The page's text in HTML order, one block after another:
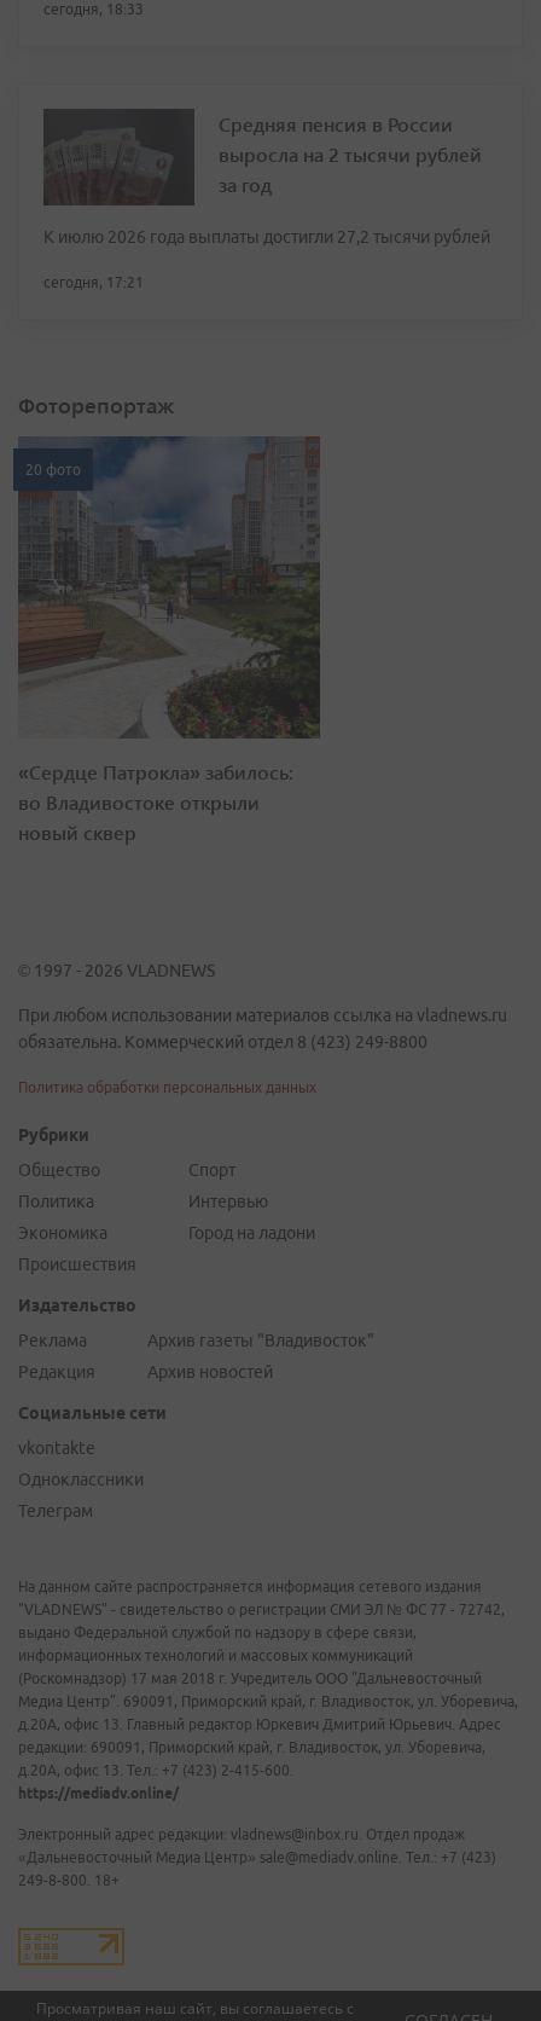
Просматривая наш сайт, вы соглашаетесь с
сегодня, 18:33
Средняя пенсия в России
выросла на 2 тысячи рублей
за год
К июлю 2026 года выплаты достигли 27,2 тысячи рублей
сегодня, 17:21
Фоторепортаж
20 фото
«Сердце Патрокла» забилось:
во Владивостоке открыли
новый сквер
© 1997 - 2026 VLADNEWS
При любом использовании материалов ссылка на vladnews.ru
обязательна. Коммерческий отдел 8 (423) 249-8800
Политика обработки персональных данных
Рубрики
Общество
Политика
Экономика
Происшествия
Спорт
Интервью
Город на ладони
Издательство
Реклама
Редакция
Архив газеты "Владивосток"
Архив новостей
Социальные сети
vkontakte
Одноклассники
Телеграм
На данном сайте распространяется информация сетевого издания
"VLADNEWS" - свидетельство о регистрации СМИ ЭЛ № ФС 77 - 72742,
выдано Федеральной службой по надзору в сфере связи,
информационных технологий и массовых коммуникаций
(Роскомнадзор) 17 мая 2018 г. Учредитель ООО "Дальневосточный
Медиа Центр". 690091, Приморский край, г. Владивосток, ул. Уборевича,
д.20А, офис 13. Главный редактор Юркевич Дмитрий Юрьевич. Адрес
редакции: 690091, Приморский край, г. Владивосток, ул. Уборевича,
д.20А, офис 13. Тел.: +7 (423) 2-415-600.
https://mediadv.online/
Электронный адрес редакции: vladnews@inbox.ru. Отдел продаж
«Дальневосточный Медиа Центр» sale@mediadv.online. Тел.: +7 (423)
249-8-800. 18+